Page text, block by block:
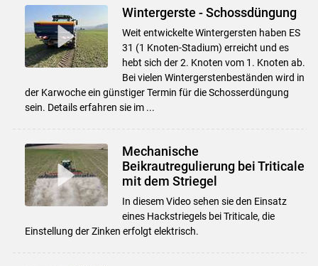
Wintergerste - Schossdüngung
Weit entwickelte Wintergersten haben ES
31 (1 Knoten-Stadium) erreicht und es
hebt sich der 2. Knoten vom 1. Knoten ab.
Bei vielen Wintergerstenbeständen wird in
der Karwoche ein günstiger Termin für die Schosserdüngung
sein. Details erfahren sie im ...
Mechanische
Beikrautregulierung bei Triticale
mit dem Striegel
In diesem Video sehen sie den Einsatz
eines Hackstriegels bei Triticale, die
Einstellung der Zinken erfolgt elektrisch.